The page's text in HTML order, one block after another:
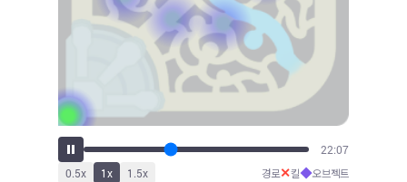
24:26
0.5x 1x 1.5x 경로✕킬◆오브젝트